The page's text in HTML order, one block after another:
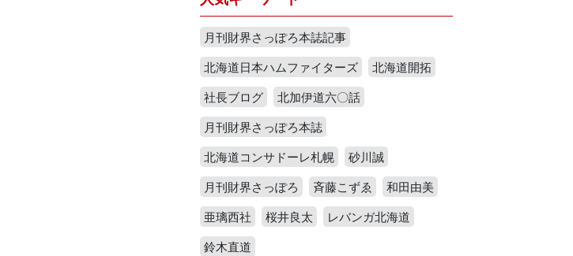
月刊財界さっぽろ本誌記事
北海道日本ハムファイターズ
北海道開拓
社長ブログ
北加伊道六〇話
月刊財界さっぽろ本誌
北海道コンサドーレ札幌
砂川誠
月刊財界さっぽろ
斉藤こずゑ
和田由美
亜璃西社
桜井良太
レバンガ北海道
鈴木直道